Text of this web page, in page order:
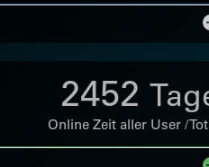
2452
Online Zeit aller User /